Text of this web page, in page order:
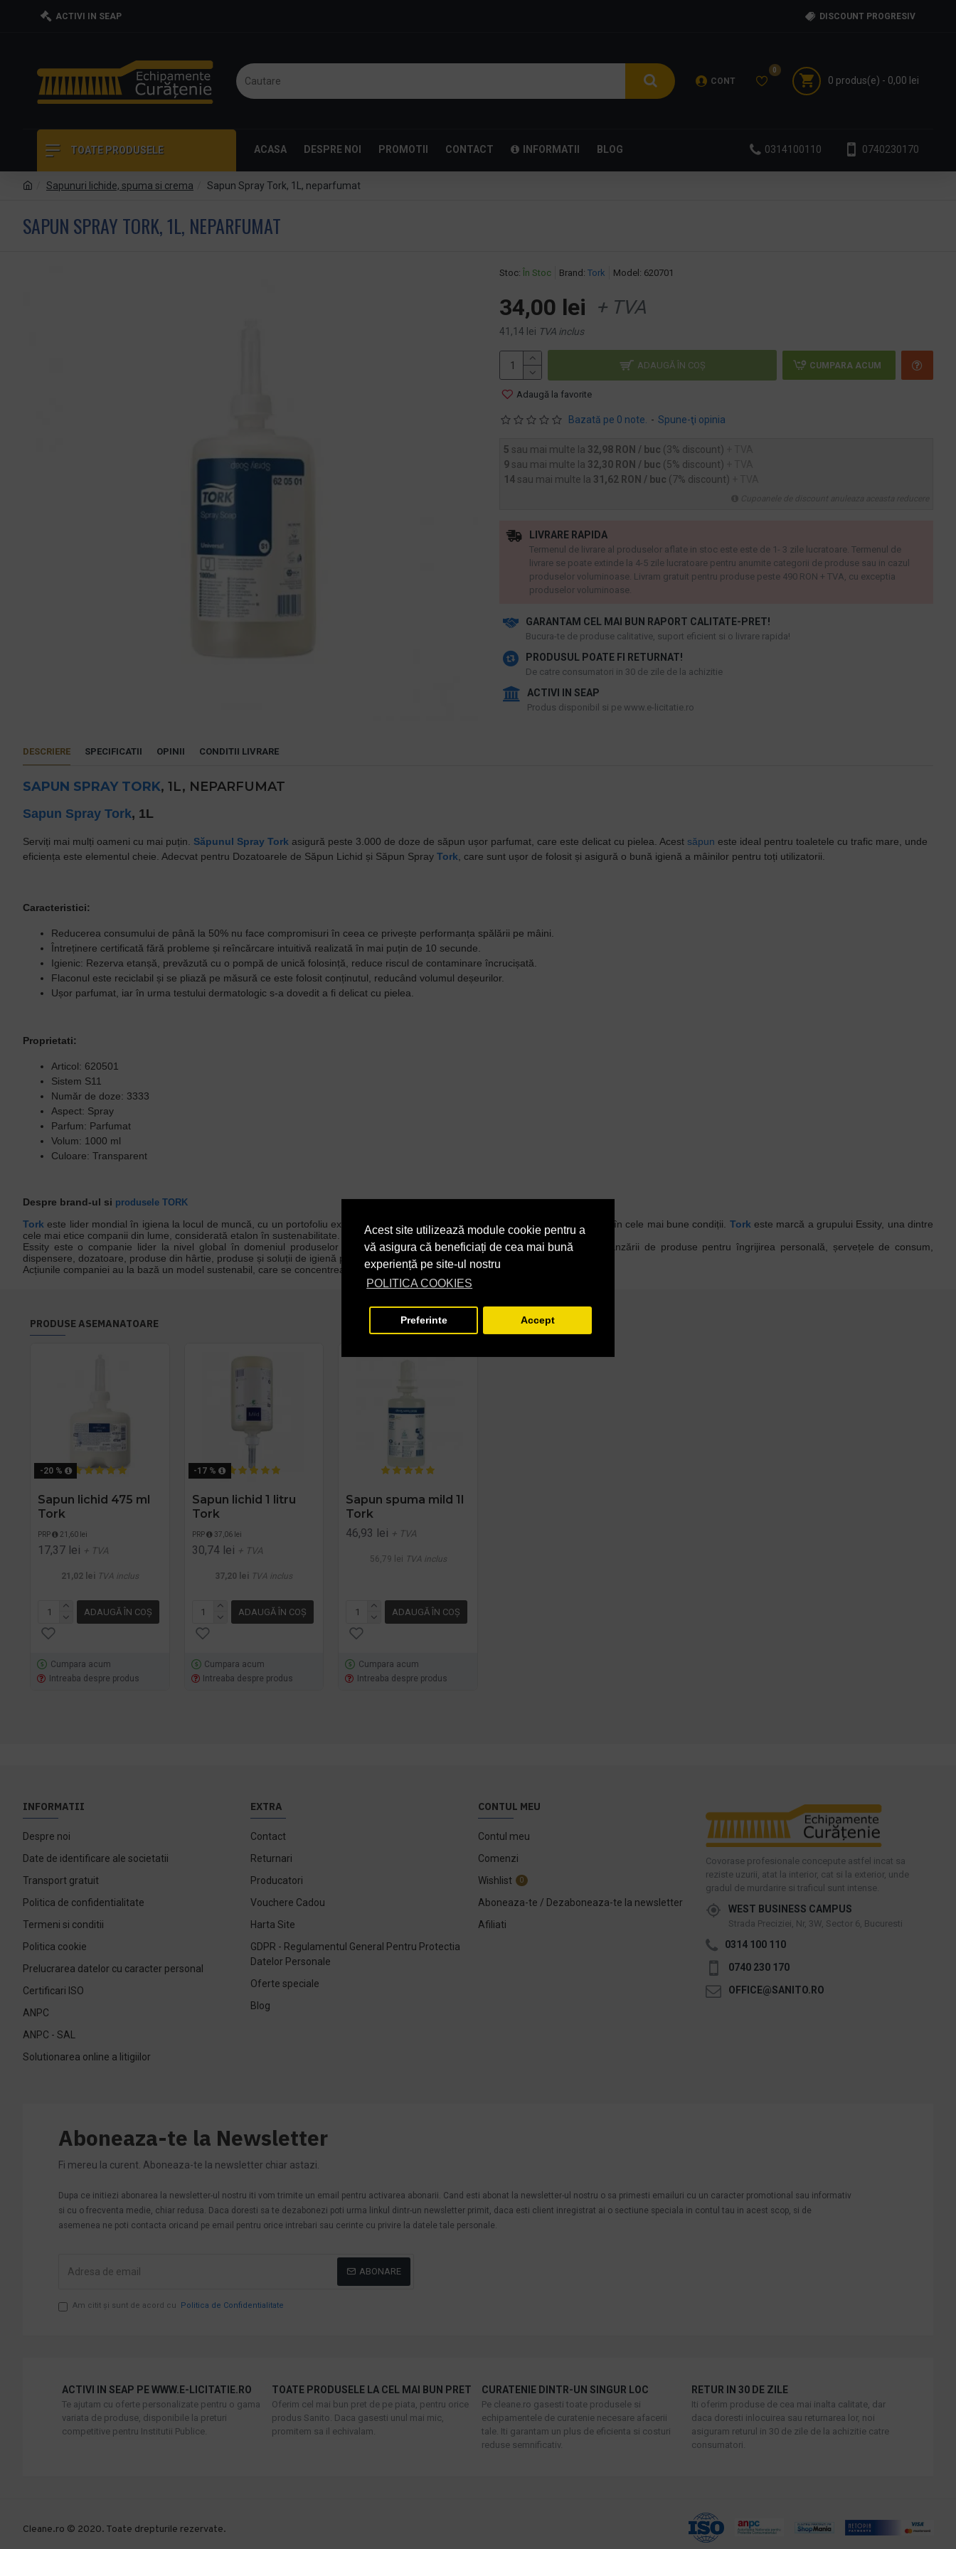
Acest site utilizează module cookie pentru a
vă asigura că beneficiați de cea mai bună
experiență pe site-ul nostru
POLITICA COOKIES
Preferinte Accept
ACTIVI IN SEAP DISCOUNT PROGRESIV
CONT
0
0 produs(e) - 0,00 lei
TOATE PRODUSELE ACASA DESPRE NOI PROMOTII CONTACT INFORMATII BLOG 0314100110 0740230170
Sapunuri lichide, spuma si crema Sapun Spray Tork, 1L, neparfumat
SAPUN SPRAY TORK, 1L, NEPARFUMAT
Stoc: În Stoc Brand: Tork Model: 620701
Bazată pe 0 note. - Spune-ţi opinia
34,00 lei + TVA
41,14 lei TVA inclus
ADAUGĂ ÎN COŞ CUMPARA ACUM
Adaugă la favorite
5 sau mai multe la 32,98 RON / buc (3% discount)
9 sau mai multe la 32,30 RON / buc (5% discount)
14 sau mai multe la 31,62 RON / buc (7% discount)
GARANTAM CEL MAI BUN RAPORT CALITATE-PRET!
​Bucura-te de produse calitative, suport eficient si o livrare rapida!
PRODUSUL POATE FI RETURNAT!
De catre consumatori in 30 de zile de la achizitie
ACTIVI IN SEAP
Produs disponibil si pe www.e-licitatie.ro
LIVRARE RAPIDA
Termenul de livrare al produselor aflate in stoc este este de 1- 3 zile lucratoare. Termenul de
livrare se poate extinde la 4-5 zile lucratoare pentru anumite categorii de produse sau in cazul
produselor voluminoase. Livram gratuit pentru produse peste 490 RON + TVA, cu exceptia
produselor voluminoase.
DESCRIERE SPECIFICATII OPINII CONDITII LIVRARE
SAPUN SPRAY TORK, 1L, NEPARFUMAT
Sapun Spray Tork, 1L
Serviți mai mulți oameni cu mai puțin. Săpunul Spray Tork asigură peste 3.000 de doze de săpun ușor parfumat, care este delicat cu pielea. Acest săpun este ideal pentru toaletele cu trafic mare, unde
eficiența este elementul cheie. Adecvat pentru Dozatoarele de Săpun Lichid și Săpun Spray Tork , care sunt ușor de folosit și asigură o bună igienă a mâinilor pentru toți utilizatorii.
Caracteristici:
Reducerea consumului de până la 50% nu face compromisuri în ceea ce privește performanța spălării pe mâini.
Întreținere certificată fără probleme și reîncărcare intuitivă realizată în mai puțin de 10 secunde.
Igienic: Rezerva etanșă, prevăzută cu o pompă de unică folosință, reduce riscul de contaminare încrucișată.
Flaconul este reciclabil și se pliază pe măsură ce este folosit conținutul, reducând volumul deșeurilor.
Ușor parfumat, iar în urma testului dermatologic s-a dovedit a fi delicat cu pielea.
Proprietati:
Articol: 620501
Sistem S11
Număr de doze: 3333
Aspect: Spray
Parfum: Parfumat
Volum: 1000 ml
Culoare: Transparent
Despre brand-ul si produsele TORK
Tork este lider mondial în igiena la locul de muncă, cu un portofoliu extins de produse moderne care ajută la păstrarea curățeniei, în cele mai bune condiții. Tork este marcă a grupului Essity, una dintre
cele mai etice companii din lume, considerată etalon în sustenabilitate.
Essity este o companie lider la nivel global în domeniul produselor de igienă și a sănătății dedicat elaborării, producerii și vânzării de produse pentru îngrijirea personală, șervețele de consum,
dispensere, dozatoare, produse din hârtie, produse și soluții de igienă profesionale.
Acțiunile companiei au la bază un model sustenabil, care se concentrează pe a crea valoare pentru oameni și natură.
PRODUSE ASEMANATOARE
-20 %
Sapun lichid 475 ml
Tork
PRP 21,60 lei
17,37 lei + TVA
21,02 lei TVA inclus
ADAUGĂ ÎN COŞ
Cumpara acum
Intreaba despre produs
-17 %
Sapun lichid 1 litru
Tork
PRP 37,06 lei
30,74 lei + TVA
37,20 lei TVA inclus
ADAUGĂ ÎN COŞ
Cumpara acum
Intreaba despre produs
Sapun spuma mild 1l
Tork
46,93 lei + TVA
56,79 lei TVA inclus
ADAUGĂ ÎN COŞ
Cumpara acum
Intreaba despre produs
INFORMATII
Despre noi
Date de identificare ale societatii
Transport gratuit
Politica de confidentialitate
Termeni si conditii
Politica cookie
Prelucrarea datelor cu caracter personal
Certificari ISO
ANPC
ANPC - SAL
Solutionarea online a litigiilor
EXTRA
Contact
Returnari
Producatori
Vouchere Cadou
Harta Site
GDPR - Regulamentul General Pentru Protectia
Datelor Personale
Oferte speciale
Blog
CONTUL MEU
Contul meu
Comenzi
Wishlist
0
Aboneaza-te / Dezaboneaza-te la newsletter
Afiliati
Covorase profesionale concepute astfel incat sa
reziste uzurii, atat la interior, cat si la exterior, unde
gradul de murdarire si traficul sunt intense.
WEST BUSINESS CAMPUS
Strada Preciziei, Nr, 3W, Sector 6, Bucuresti
0314 100 110
0740 230 170
OFFICE@SANITO.RO
Aboneaza-te la Newsletter
Fi mereu la curent. Aboneaza-te la newsletter chiar astazi.
Dupa ce initiezi abonarea la newsletter-ul nostru iti vom trimite un email pentru activarea abonarii. Cand esti abonat la newsletter-ul nostru o sa primesti emailuri cu un caracter promotional sau informativ
si cu o frecventa medie, chiar redusa. Daca doresti sa te dezabonezi poti urma linkul dintr-un newsletter primit, daca esti client inregistrat ai o sectiune speciala in contul tau in acest scop, si de
asemenea ne poti contacta oricand pe email pentru orice intrebari sau cerinte cu privire la datele tale personale.
ABONARE
Am citit şi sunt de acord cu Politica de Confidentialitate
ACTIVI IN SEAP PE WWW.E-LICITATIE.RO
Te ajutam cu oferte personalizate pentru o gama
variata de produse, disponibile la preturi
competitive pentru Institutii Publice.
TOATE PRODUSELE LA CEL MAI BUN PRET
Oferim cel mai bun pret de pe piata, pentru orice
produs Sanito. Daca gasesti unul mai mic,
promitem sa il echivalam.
CURATENIE DINTR-UN SINGUR LOC
Pe cleane.ro gasesti toate produsele si
echipamentele de curatenie necesare afacerii
tale. Iti garantam un plus de eficienta si costuri
reduse semnificativ.
RETUR IN 30 DE ZILE
Iti oferim produse de cea mai inalta calitate, dar
daca doresti inlocuirea sau returnarea lor, noi
asiguram returul in 30 de zile de la achizitie catre
consumatori.
Cleane.ro © 2020. Toate drepturile rezervate.